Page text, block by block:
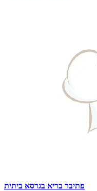
פתיבר בריא בגרסא ביתית